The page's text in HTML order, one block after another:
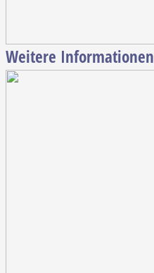
Weitere Informationen